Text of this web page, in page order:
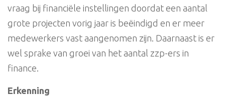
vraag bij financiële instellingen doordat een aantal
grote projecten vorig jaar is beëindigd en er meer
medewerkers vast aangenomen zijn. Daarnaast is er
wel sprake van groei van het aantal zzp-ers in
finance.
Erkenning